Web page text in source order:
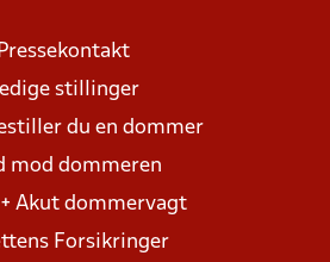
Pressekontakt
stillinger
du en dommer
mod dommeren
Akut dommervagt
Forsikringer